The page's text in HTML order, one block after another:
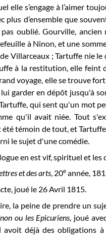
elle s’engage à l’aimer
d’ensemble que
pas oublié. Gourville,
à Ninon, et une
Villarceaux ;Tartuffe nie le
à la restitution, elle feint
voyage, elle se trouve
garder en dépôt jusqu'à
qui sent qu'un mot
qu'il avait niée. Tout
témoin de tout, et
le sujet d'une comédie.
en est vif, spirituel et les
et des arts, 20e année,
joué le 26 Avril 1815.
la peine de prendre un
ou les Epicuriens, joué
avoit déjà des obligations